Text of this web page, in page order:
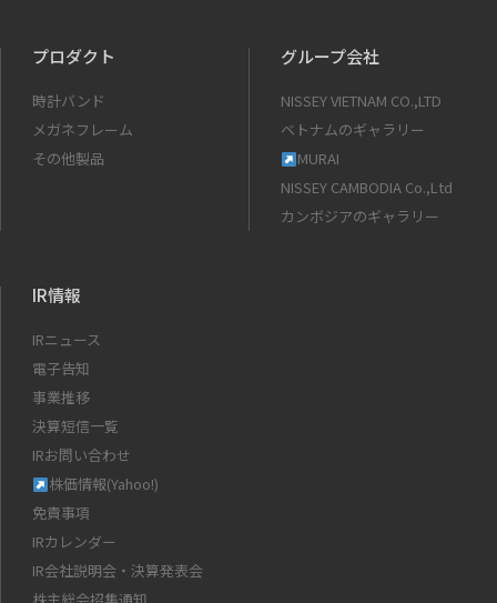
プロダクト
時計バンド
メガネフレーム
その他製品
グループ会社
NISSEY VIETNAM CO.,LTD
ベトナムのギャラリー
MURAI
NISSEY CAMBODIA Co.,Ltd
カンボジアのギャラリー
IR情報
IRニュース
電子告知
事業推移
決算短信一覧
IRお問い合わせ
株価情報(Yahoo!)
免責事項
IRカレンダー
IR会社説明会・決算発表会